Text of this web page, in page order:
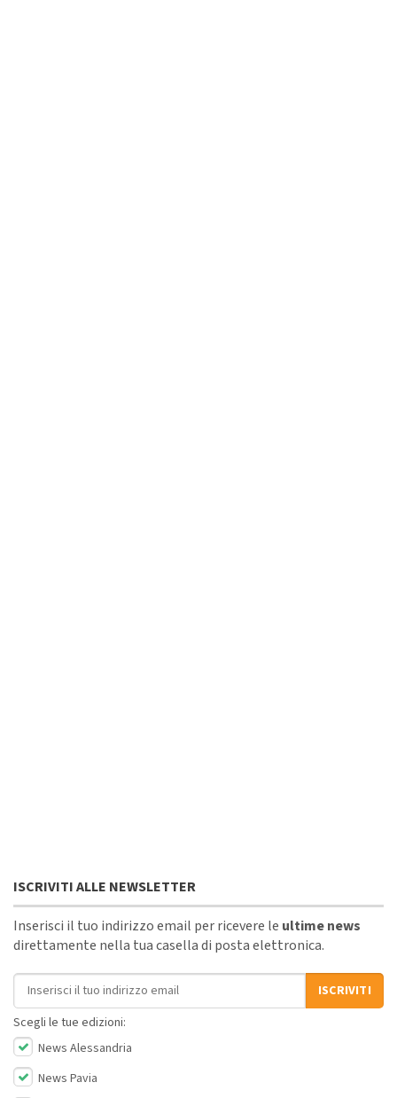
ISCRIVITI ALLE NEWSLETTER
Inserisci il tuo indirizzo email per ricevere le ultime news
direttamente nella tua casella di posta elettronica.
Indirizzo email
ISCRIVITI
Scegli le tue edizioni:
News Alessandria
News Pavia